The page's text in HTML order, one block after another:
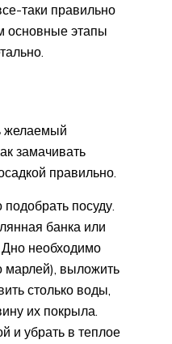
таки правильно
основные этапы
желаемый
замачивать
правильно.
посуду.
банка или
Дно необходимо
марлей), выложить
столько воды,
их покрыла.
и убрать в теплое